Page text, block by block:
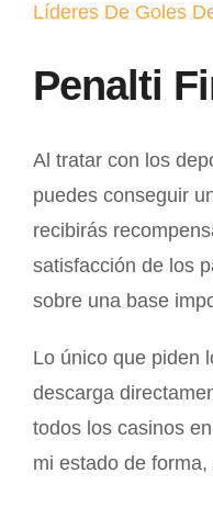
Líderes De Goles
Penalti
Al tratar con los
puedes conseguir
recibirás
satisfacción de los
sobre una base
Lo único que piden
descarga
todos los casinos
mi estado de